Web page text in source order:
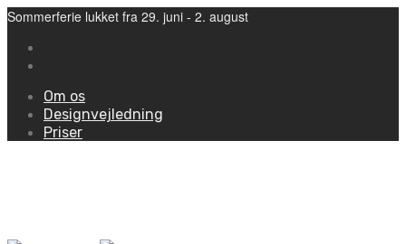
Sommerferie lukket fra 29. juni - 2. august
Om os
Designvejledning
Priser